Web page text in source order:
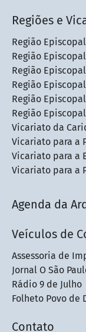
Regiões e
Região
Região
Região
Região
Região
Região
Vicariato da
Vicariato para a
Vicariato para a
Vicariato para a
Agenda da
Veículos de
Assessoria de
Jornal O São
Rádio 9 de Julho
Folheto Povo de
Contato